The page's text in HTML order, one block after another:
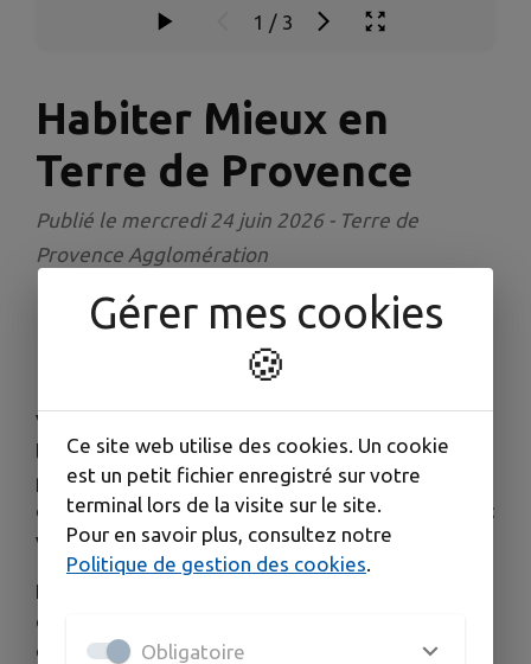
1 / 3
Habiter Mieux en
Terre de Provence
Publié le mercredi 24 juin 2026 - Terre de
Provence Agglomération
Habiter Mieux en Terre de Provence : profitez
des dernières permanences du dispositif
Vous avez un projet de rénovation dans votre
logement ? Économies d’énergie, adaptation à la
perte d’autonomie ou au handicap, amélioration
de l’habitat…Le programme Habiter Mieux peut
vous aider à avancer concrètement.
Le dispositif entre dans ses six derniers mois
c’est donc le moment de venir vous renseigner et
d’étudier les aides possibles.
Gérer mes cookies
🍪
Ce site web utilise des cookies. Un cookie
est un petit fichier enregistré sur votre
terminal lors de la visite sur le site.
Pour en savoir plus, consultez notre
Politique de gestion des cookies.
Obligatoire